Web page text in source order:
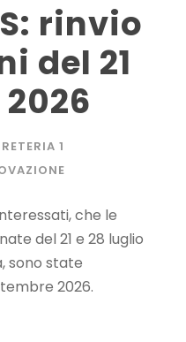
rinvio
del 21
1
che le
del 21 e 28 luglio
sono state
2026.